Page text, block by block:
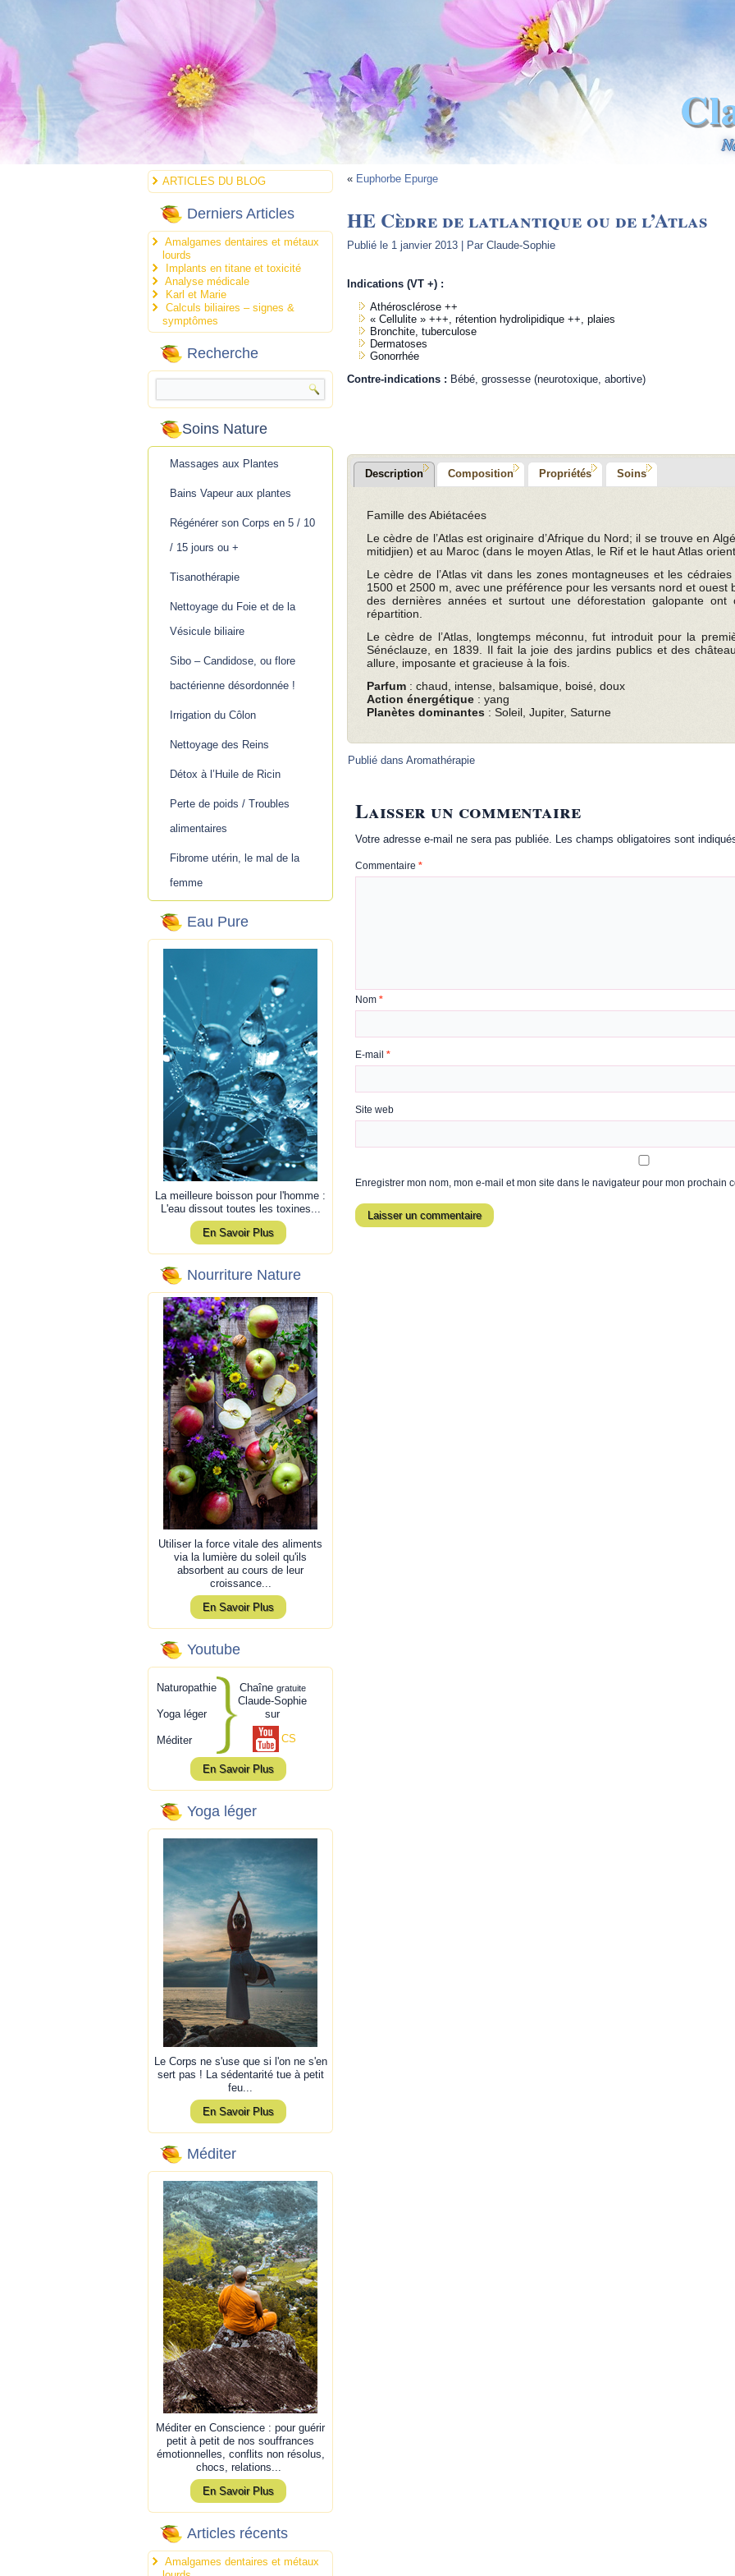
ARTICLES DU BLOG
Derniers Articles
Amalgames dentaires et métaux
lourds
Implants en titane et toxicité
Analyse médicale
Karl et Marie
Calculs biliaires – signes &
symptômes
Recherche
Soins Nature
Massages aux Plantes
Bains Vapeur aux plantes
Régénérer son Corps en 5 / 10
/ 15 jours ou +
Tisanothérapie
Nettoyage du Foie et de la
Vésicule biliaire
Sibo – Candidose, ou flore
bactérienne désordonnée !
Irrigation du Côlon
Nettoyage des Reins
Détox à l’Huile de Ricin
Perte de poids / Troubles
alimentaires
Fibrome utérin, le mal de la
femme
Eau Pure
La meilleure boisson pour l'homme :
L'eau dissout toutes les toxines...
En Savoir Plus
Nourriture Nature
Utiliser la force vitale des aliments
via la lumière du soleil qu'ils
absorbent au cours de leur
croissance...
En Savoir Plus
Youtube
Naturopathie
Yoga léger
Méditer
Chaîne gratuite
Claude-Sophie
sur
CS
En Savoir Plus
Yoga léger
Le Corps ne s'use que si l'on ne s'en
sert pas ! La sédentarité tue à petit
feu...
En Savoir Plus
Méditer
Méditer en Conscience : pour guérir
petit à petit de nos souffrances
émotionnelles, conflits non résolus,
chocs, relations...
En Savoir Plus
Articles récents
Amalgames dentaires et métaux
« Euphorbe Epurge
HE Cèdre de latlantique ou de l’Atlas
Publié le 1 janvier 2013 Par Claude-Sophie
Indications (VT +) :
Athérosclérose ++
« Cellulite » +++, rétention hydrolipidique ++, plaies
Bronchite, tuberculose
Dermatoses
Gonorrhée
Contre-indications : Bébé, grossesse (neurotoxique, abortive)
Description Composition Propriétés Soins
Famille des Abiétacées
Le cèdre de l’Atlas est originaire d’Afrique du Nord; il se trouve en
mitidjien) et au Maroc (dans le moyen Atlas, le Rif et le haut Atlas
Le cèdre de l’Atlas vit dans les zones montagneuses et les
1500 et 2500 m, avec une préférence pour les versants nord et ouest
des dernières années et surtout une déforestation galopante ont
répartition.
Le cèdre de l’Atlas, longtemps méconnu, fut introduit pour la
Sénéclauze, en 1839. Il fait la joie des jardins publics et des
allure, imposante et gracieuse à la fois.
Parfum: chaud, intense, balsamique, boisé, doux
Action énergétique: yang
Planètes dominantes: Soleil, Jupiter, Saturne
Publié dans Aromathérapie
Laisser un commentaire
Votre adresse e-mail ne sera pas publiée. Les champs obligatoires sont
Commentaire *
Nom *
E-mail *
Site web
Enregistrer mon nom, mon e-mail et mon site dans le navigateur pour mon prochain